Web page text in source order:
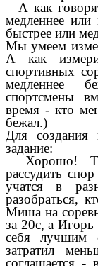
– А как
медленнее или
быстрее или
Мы умеем
А как
спортивных
медленнее
спортсмены
время - кто
бежал.)
Для создания
задание:
– Хорошо!
рассудить
учатся в
разобраться,
Миша на
за 20с, а
себя лучшим
затратил
соглашается -